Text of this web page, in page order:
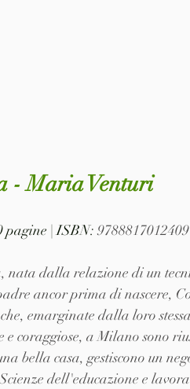
- Maria Venturi
pagine | ISBN: 9788817012409
nata dalla relazione di un
ancor prima di nascere,
emarginate dalla loro
e coraggiose, a Milano sono
bella casa, gestiscono un
dell'educazione e